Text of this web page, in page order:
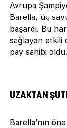
Avrupa
Barella, üç
başardı. Bu
sağlayan etkili
pay sahibi oldu.
UZAKTAN
Barella’nın